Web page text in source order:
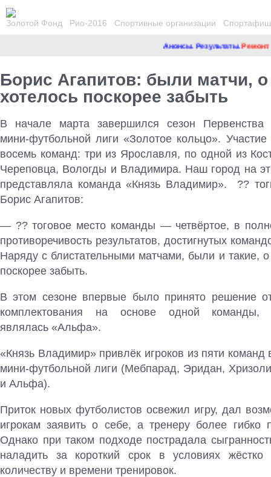
Золотой Фонд Рио-2016 Спортивные организации
Анонсы. Результаты.Ремонт
Борис Агапитов: были матчи,
хотелось поскорее забыть
В начале марта завершился сезон Первенства
мини-футбольной лиги «Золотое кольцо».
восемь команд: три из Ярославля, по одной из
Череповца, Вологды и Владимира. Наш город на
представляла команда «Князь Владимир». ??
Борис Агапитов:
— ?? тоговое место команды — четвёртое, в
противоречивость результатов, достигнутых
Наряду с блистательными матчами, были и такие, о
поскорее забыть.
В этом сезоне впервые было принято решение
комплектования на основе одной команды,
являлась «Альфа».
«Князь Владимир» привлёк игроков из пяти команд
мини-футбольной лиги (Мебпарад, Эридан,
и Альфа).
Приток новых футболистов освежил игру, дал
игрокам заявить о себе, а тренеру более гибко
Однако при таком подходе пострадала
наладить за короткий срок в условиях жёстко
количеству и времени тренировок.